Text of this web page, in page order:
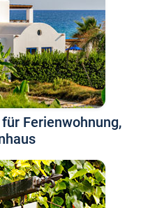
Ferienwohnung,